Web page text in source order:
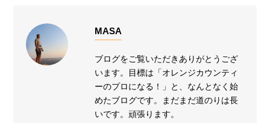
MASA
ブログをご覧いただきありがとうござ
います。目標は「オレンジカウンティ
ーのプロになる！」と、なんとなく始
めたブログです。まだまだ道のりは長
いです。頑張ります。